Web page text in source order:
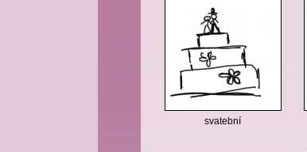
svatební